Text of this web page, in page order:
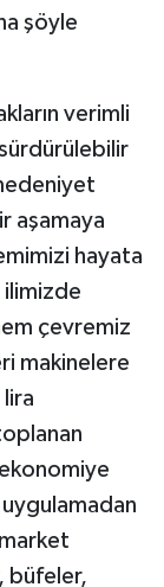
şöyle
verimli
sürdürülebilir
aşamaya
hayata
ilimizde
çevremiz
makinelere
büfeler,